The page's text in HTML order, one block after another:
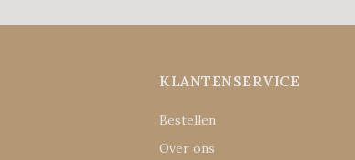
KLANTENSERVICE
Bestellen
Over ons